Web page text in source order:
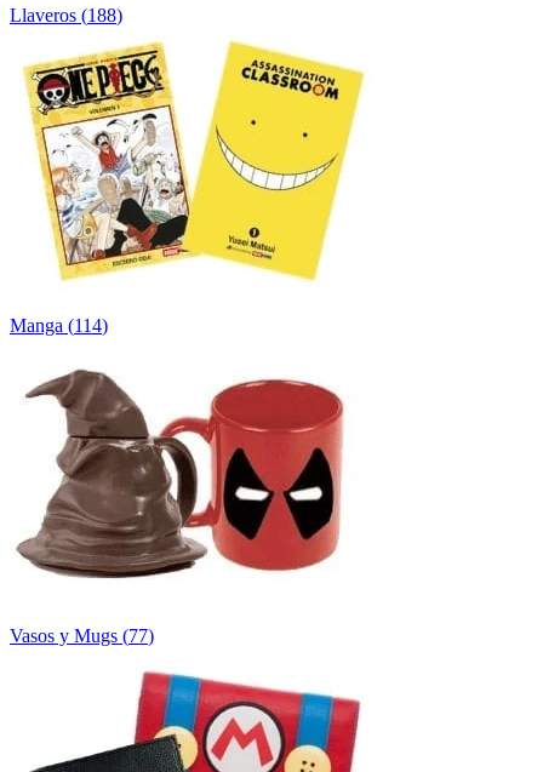
Llaveros (188)
Manga (114)
Vasos y Mugs (77)